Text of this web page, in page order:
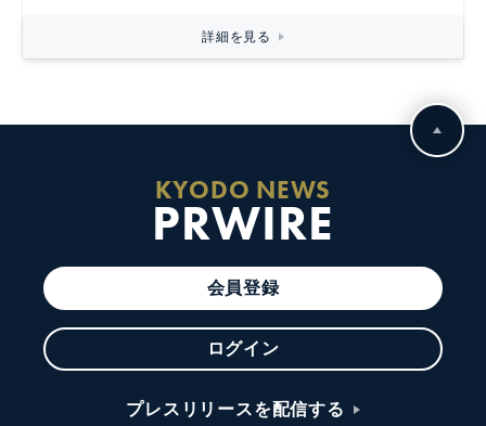
詳細を見る
KYODO NEWS
PRWIRE
会員登録
ログイン
プレスリリースを配信する